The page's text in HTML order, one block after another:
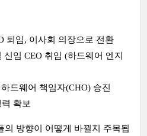
퇴임, 이사회 의장으로 전환
임 CEO 취임 (하드웨어 엔지
드웨어 책임자(CHO) 승진
확보
의 방향이 어떻게 바뀔지 주목됩